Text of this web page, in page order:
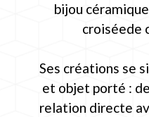
bijou
croiséede
Ses créations se
et objet porté :
relation directe